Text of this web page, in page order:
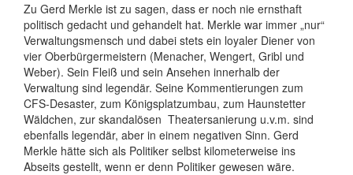
Zu Gerd Merkle ist zu sagen, dass er noch nie ernsthaft
politisch gedacht und gehandelt hat. Merkle war immer „nur“
Verwaltungsmensch und dabei stets ein loyaler Diener von
vier Oberbürgermeistern (Menacher, Wengert, Gribl und
Weber). Sein Fleiß und sein Ansehen innerhalb der
Verwaltung sind legendär. Seine Kommentierungen zum
CFS-Desaster, zum Königsplatzumbau, zum Haunstetter
Wäldchen, zur skandalösen Theatersanierung u.v.m. sind
ebenfalls legendär, aber in einem negativen Sinn. Gerd
Merkle hätte sich als Politiker selbst kilometerweise ins
Abseits gestellt, wenn er denn Politiker gewesen wäre.